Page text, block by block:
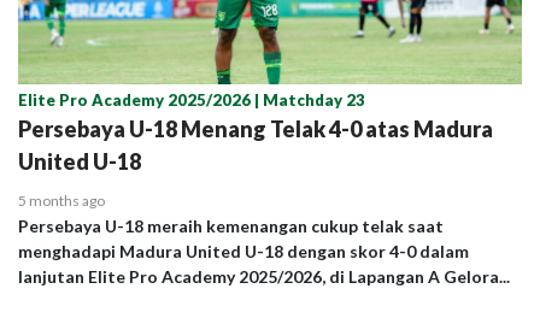
Elite Pro Academy 2025/2026 | Matchday 23
Persebaya U-18 Menang Telak 4-0 atas Madura
United U-18
5 months ago
Persebaya U-18 meraih kemenangan cukup telak saat
menghadapi Madura United U-18 dengan skor 4-0 dalam
lanjutan Elite Pro Academy 2025/2026, di Lapangan A Gelora...